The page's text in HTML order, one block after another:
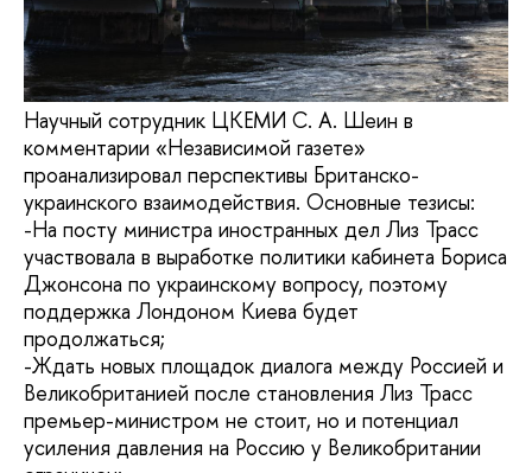
Научный сотрудник ЦКЕМИ С. А. Шеин в
комментарии «Независимой газете»
проанализировал перспективы Британско-
украинского взаимодействия. Основные тезисы:
-На посту министра иностранных дел Лиз Трасс
участвовала в выработке политики кабинета Бориса
Джонсона по украинскому вопросу, поэтому
поддержка Лондоном Киева будет
продолжаться;
-Ждать новых площадок диалога между Россией и
Великобританией после становления Лиз Трасс
премьер-министром не стоит, но и потенциал
усиления давления на Россию у Великобритании